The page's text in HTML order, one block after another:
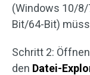
(Windows 10/8/
Bit/64-Bit)
Schritt 2:
den Datei-